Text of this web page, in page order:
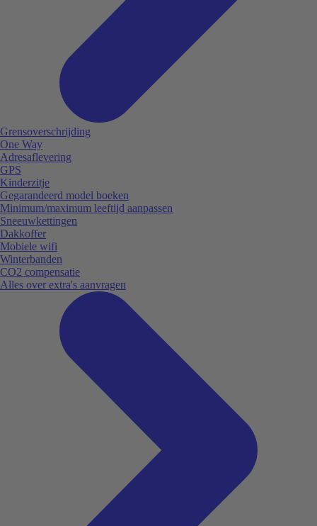
Grensoverschrijding
One Way
Adresaflevering
GPS
Kinderzitje
Gegarandeerd model boeken
Minimum/maximum leeftijd aanpassen
Sneeuwkettingen
Dakkoffer
Mobiele wifi
Winterbanden
CO2 compensatie
Alles over extra's aanvragen